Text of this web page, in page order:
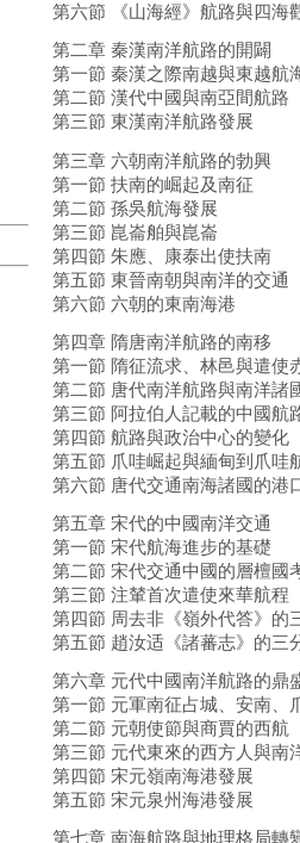
第六節 《山海經》航路與四海
第二章 秦漢南洋航路的開闢
第一節 秦漢之際南越與東越航
第二節 漢代中國與南亞間航路
第三節 東漢南洋航路發展
第三章 六朝南洋航路的勃興
第一節 扶南的崛起及南征
第二節 孫吳航海發展
第三節 崑崙舶與崑崙
第四節 朱應、康泰出使扶南
第五節 東晉南朝與南洋的交通
第六節 六朝的東南海港
第四章 隋唐南洋航路的南移
第一節 隋征流求、林邑與遣使
第二節 唐代南洋航路與南洋諸
第三節 阿拉伯人記載的中國航
第四節 航路與政治中心的變化
第五節 爪哇崛起與緬甸到爪哇
第六節 唐代交通南海諸國的港
第五章 宋代的中國南洋交通
第一節 宋代航海進步的基礎
第二節 宋代交通中國的層檀國
第三節 注輦首次遣使來華航程
第四節 周去非《嶺外代答》的
第五節 趙汝适《諸蕃志》的三
第六章 元代中國南洋航路的鼎
第一節 元軍南征占城、安南、
第二節 元朝使節與商賈的西航
第三節 元代東來的西方人與南
第四節 宋元嶺南海港發展
第五節 宋元泉州海港發展
第七章 南海航路與地理格局轉